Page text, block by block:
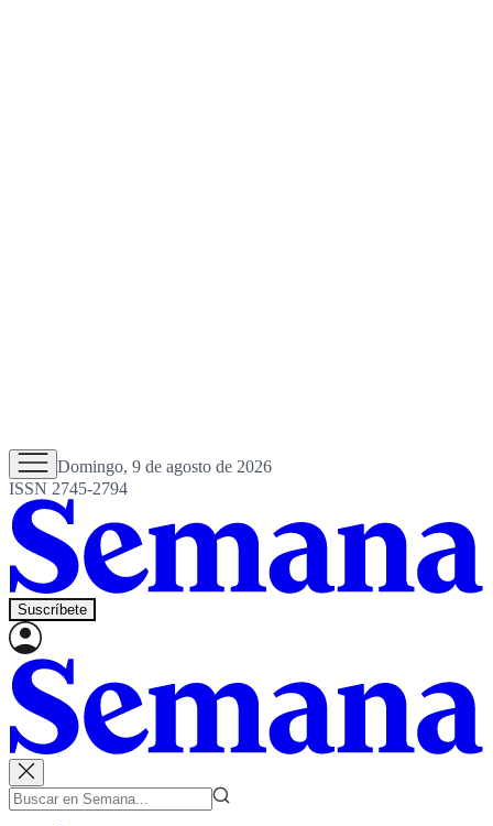
Domingo, 9 de agosto de 2026
ISSN 2745-2794
Suscríbete